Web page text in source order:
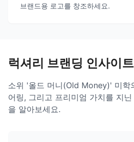
브랜드용 로고를 창조하세요.
럭셔리 브랜딩 인사이트
소위 '올드 머니(Old Money)' 미학
어링, 그리고 프리미엄 가치를 지
을 알아보세요.